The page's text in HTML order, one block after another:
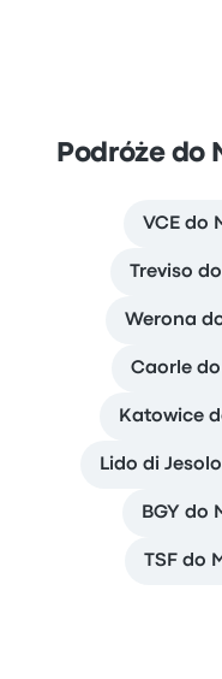
Podróże do
VCE do
Treviso
Werona
Caorle do
Katowice
Lido di
BGY do
TSF do